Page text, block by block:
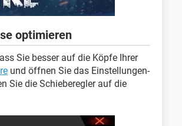
optimieren
Sie besser auf die Köpfe Ihrer
und öffnen Sie das Einstellungen-
Sie die Schieberegler auf die